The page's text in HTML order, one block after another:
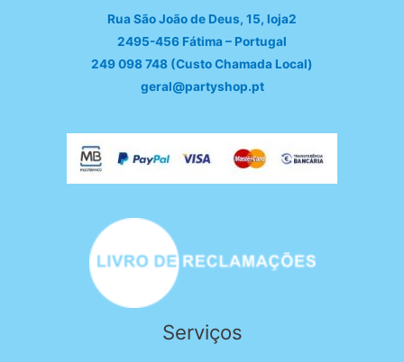
Rua São João de Deus, 15, loja2
2495-456 Fátima – Portugal
249 098 748 (Custo Chamada Local)
geral@partyshop.pt
Serviços